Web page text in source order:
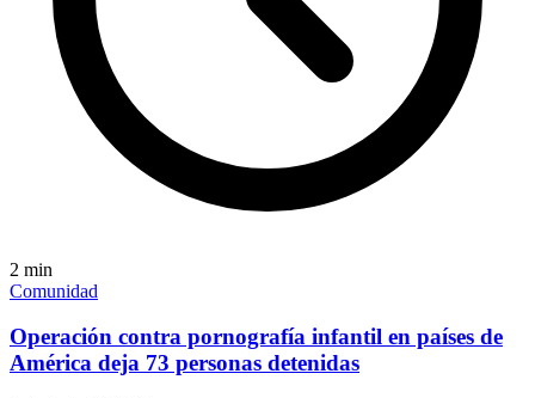
2 min
Comunidad
Operación contra pornografía infantil en países de
América deja 73 personas detenidas